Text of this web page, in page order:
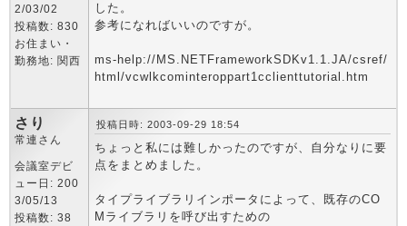
2/03/02
投稿数: 830
お住まい・
勤務地: 関西
した。
参考になればいいのですが。
ms-help://MS.NETFrameworkSDKv1.1.JA/csref/
html/vcwlkcominteroppart1cclienttutorial.htm
さり
常連さん
会議室デビ
ュー日: 200
3/05/13
投稿数: 38
投稿日時: 2003-09-29 18:54
ちょっと私には難しかったのですが、自分なりに要
点をまとめました。
タイプライブラリインポータによって、既存のCO
Mライブラリを呼び出すための